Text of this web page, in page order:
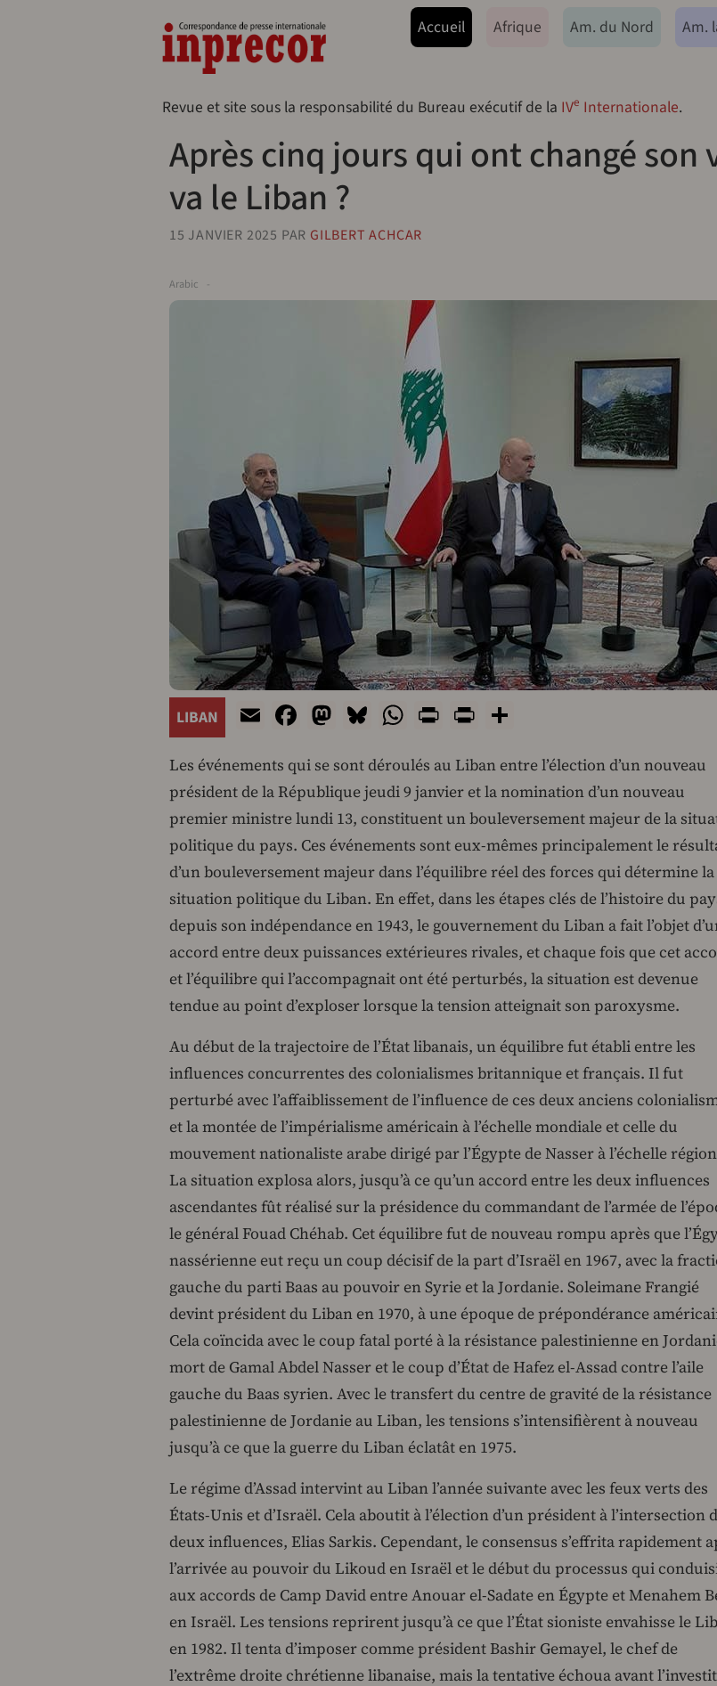
Navegação principal
Accueil Afrique Am. du Nord Am.
Revue et site sous la responsabilité du Bureau exécutif de la IVe Internationale.
Après cinq jours qui ont changé son
va le Liban ?
15 JANVIER 2025 PAR GILBERT ACHCAR
Arabic
LIBAN EmailFacebook
Mastodon
Bluesky
WhatsApp
PrintPrintFriendly
Les événements qui se sont déroulés au Liban entre l’élection d’un nouveau
président de la République jeudi 9 janvier et la nomination d’un nouveau
premier ministre lundi 13, constituent un bouleversement majeur de la
politique du pays. Ces événements sont eux-mêmes principalement le
d’un bouleversement majeur dans l’équilibre réel des forces qui détermine la
situation politique du Liban. En effet, dans les étapes clés de l’histoire du
depuis son indépendance en 1943, le gouvernement du Liban a fait l’objet
accord entre deux puissances extérieures rivales, et chaque fois que cet
et l’équilibre qui l’accompagnait ont été perturbés, la situation est devenue
tendue au point d’exploser lorsque la tension atteignait son paroxysme.
Au début de la trajectoire de l’État libanais, un équilibre fut établi entre les
influences concurrentes des colonialismes britannique et français. Il fut
perturbé avec l’affaiblissement de l’influence de ces deux anciens
et la montée de l’impérialisme américain à l’échelle mondiale et celle du
mouvement nationaliste arabe dirigé par l’Égypte de Nasser à l’échelle
La situation explosa alors, jusqu’à ce qu’un accord entre les deux influences
ascendantes fût réalisé sur la présidence du commandant de l’armée de
le général Fouad Chéhab. Cet équilibre fut de nouveau rompu après que
nassérienne eut reçu un coup décisif de la part d’Israël en 1967, avec la
gauche du parti Baas au pouvoir en Syrie et la Jordanie. Soleimane Frangié
devint président du Liban en 1970, à une époque de prépondérance
Cela coïncida avec le coup fatal porté à la résistance palestinienne en
mort de Gamal Abdel Nasser et le coup d’État de Hafez el-Assad contre l’aile
gauche du Baas syrien. Avec le transfert du centre de gravité de la résistance
palestinienne de Jordanie au Liban, les tensions s’intensifièrent à nouveau
jusqu’à ce que la guerre du Liban éclatât en 1975.
Le régime d’Assad intervint au Liban l’année suivante avec les feux verts des
États-Unis et d’Israël. Cela aboutit à l’élection d’un président à l’intersection
deux influences, Elias Sarkis. Cependant, le consensus s’effrita rapidement
l’arrivée au pouvoir du Likoud en Israël et le début du processus qui
aux accords de Camp David entre Anouar el-Sadate en Égypte et Menahem
en Israël. Les tensions reprirent jusqu’à ce que l’État sioniste envahisse le
en 1982. Il tenta d’imposer comme président Bashir Gemayel, le chef de
l’extrême droite chrétienne libanaise, mais la tentative échoua avant